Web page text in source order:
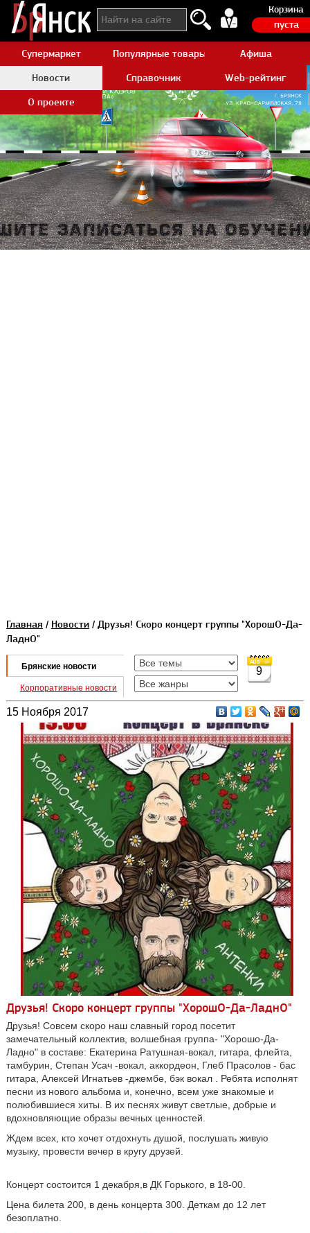
Корзина
пуста
Супермаркет Популярные товары AliexpressАфиша
Новости
Справочник
Web-рейтинг
О проекте
Главная / Новости/ Друзья! Скоро концерт группы "ХорошО-Да-
ЛаднО"
Брянские новости
Корпоративные новости
9
15 Ноября 2017
Друзья! Скоро концерт группы "ХорошО-Да-ЛаднО"
Друзья! Совсем скоро наш славный город посетит
замечательный коллектив, волшебная группа- "Хорошо-Да-
Ладно" в составе: Екатерина Ратушная-вокал, гитара, флейта,
тамбурин, Степан Усач -вокал, аккордеон, Глеб Прасолов - бас
гитара, Алексей Игнатьев -джембе, бэк вокал . Ребята исполнят
песни из нового альбома и, конечно, всем уже знакомые и
полюбившиеся хиты. В их песнях живут светлые, добрые и
вдохновляющие образы вечных ценностей.
Ждем всех, кто хочет отдохнуть душой, послушать живую
музыку, провести вечер в кругу друзей.
Концерт состоится 1 декабря,в ДК Горького, в 18-00.
Цена билета 200, в день концерта 300. Деткам до 12 лет
безоплатно.